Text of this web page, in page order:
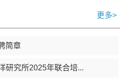
更多>
简章
研究所2025年联合培...